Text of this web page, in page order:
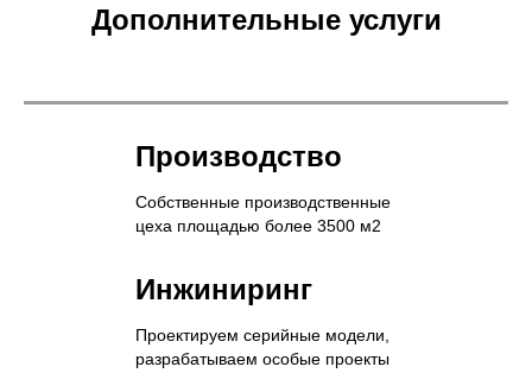
Дополнительные услуги
Производство
Собственные производственные
цеха площадью более 3500 м2
Инжиниринг
Проектируем серийные модели,
разрабатываем особые проекты